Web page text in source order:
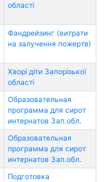
області
Фандрейзинг (витрати
на залучення пожертв)
Хворі діти Запорізької
області
Образовательная
программа для сирот
интернатов Зап.обл.
Образовательная
программа для сирот
интернатов Зап.обл.
Подготовка